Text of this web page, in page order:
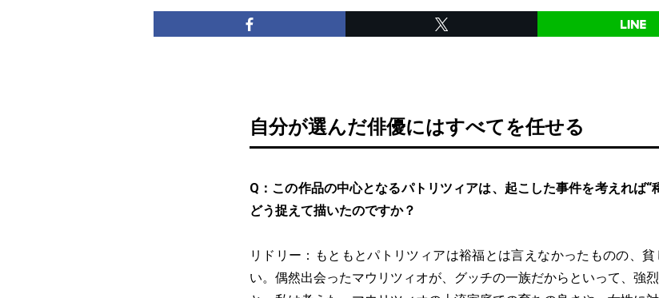
自分が選んだ俳優にはすべてを任せる
Q：この作品の中心となるパトリツィアは、起こした事件を考えれば“
どう捉えて描いたのですか？
リドリー：もともとパトリツィアは裕福とは言えなかったものの、
い。偶然出会ったマウリツィオが、グッチの一族だからといって、強